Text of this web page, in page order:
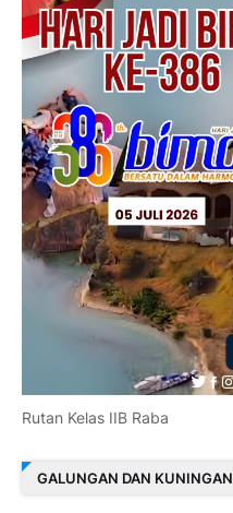
Rutan Kelas IIB Raba
GALUNGAN DAN KUNINGAN